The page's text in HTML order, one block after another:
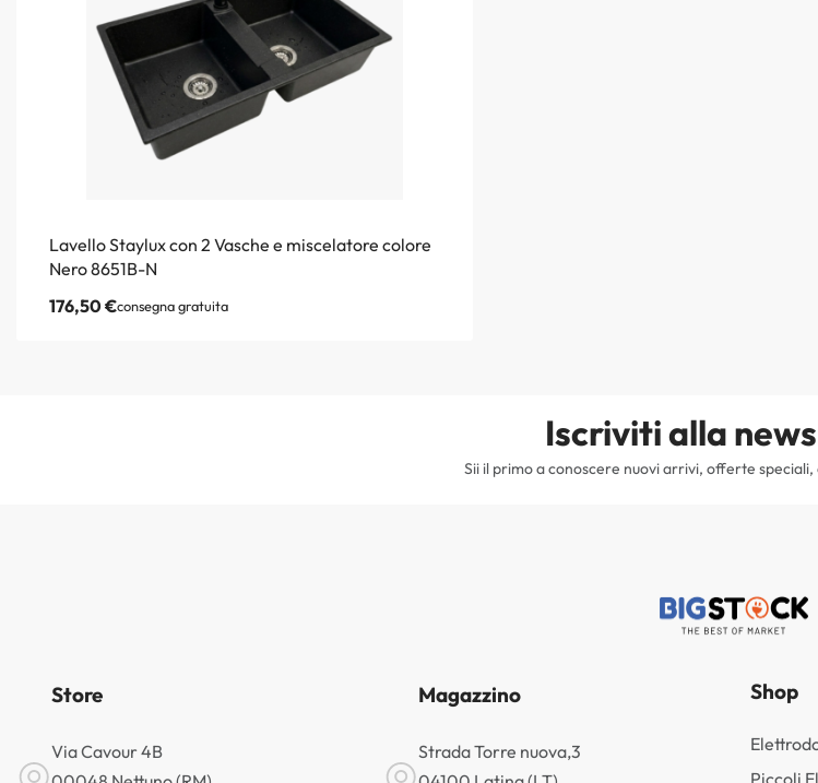
Lavello Staylux con 2 Vasche e miscelatore colore
Nero 8651B-N
176,50€consegna gratuita
Iscriviti alla
Sii il primo a conoscere nuovi arrivi, offerte
Store
Via Cavour 4B
Magazzino
Strada Torre nuova,3
Shop